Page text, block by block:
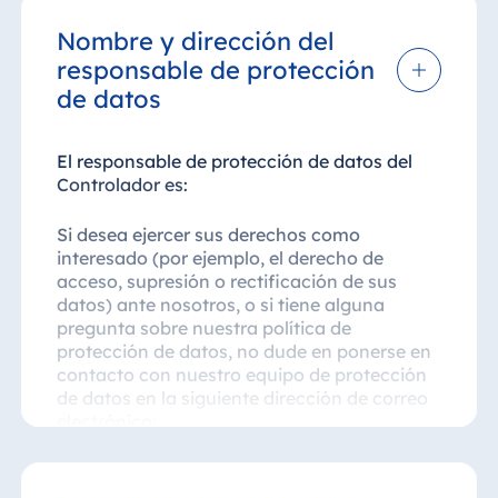
Nombre y dirección del
responsable de protección
de datos
El responsable de protección de datos del
Controlador es:
Si desea ejercer sus derechos como
interesado (por ejemplo, el derecho de
acceso, supresión o rectificación de sus
datos) ante nosotros, o si tiene alguna
pregunta sobre nuestra política de
protección de datos, no dude en ponerse en
contacto con nuestro equipo de protección
de datos en la siguiente dirección de correo